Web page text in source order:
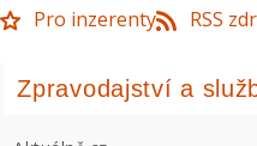
Pro inzerenty RSS
Zpravodajství a